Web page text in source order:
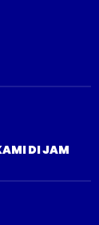
DI JAM